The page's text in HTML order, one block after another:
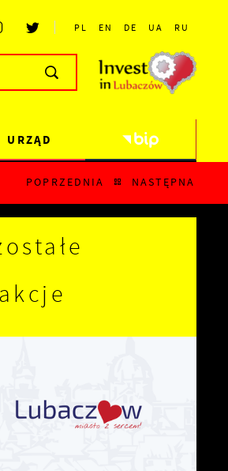
PL EN DE UA RU
URZĄD
POPRZEDNIA NASTĘPNA